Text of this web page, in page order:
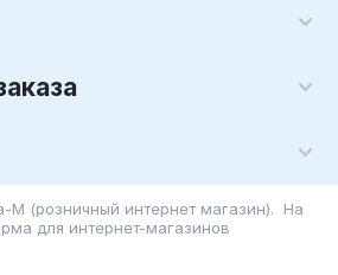
М (розничный интернет магазин). На
для интернет-магазинов